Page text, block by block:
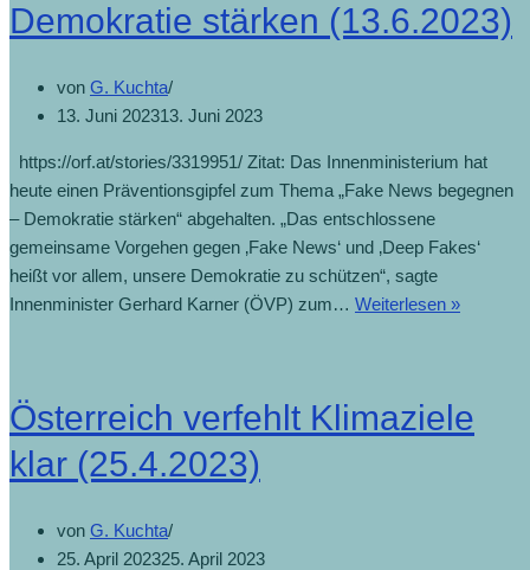
Demokratie stärken (13.6.2023)
von G. Kuchta
13. Juni 202313. Juni 2023
https://orf.at/stories/3319951/ Zitat: Das Innenministerium hat
heute einen Präventionsgipfel zum Thema „Fake News begegnen
– Demokratie stärken“ abgehalten. „Das entschlossene
gemeinsame Vorgehen gegen ‚Fake News‘ und ‚Deep Fakes‘
heißt vor allem, unsere Demokratie zu schützen“, sagte
Innenminister Gerhard Karner (ÖVP) zum… Weiterlesen »
Österreich verfehlt Klimaziele
klar (25.4.2023)
von G. Kuchta
25. April 202325. April 2023